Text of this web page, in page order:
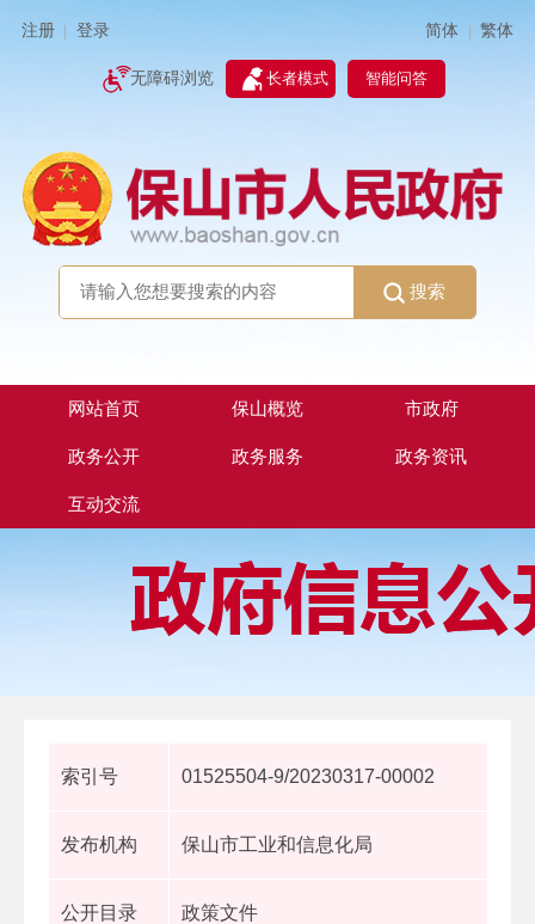
注册 登录 简体 | 繁体
无障碍浏览 长者模式 智能问答
搜索
网站首页 保山概览 市政府
政务公开 政务服务 政务资讯
互动交流
索引号 01525504-9/20230317-00002
发布机构 保山市工业和信息化局
公开目录 政策文件